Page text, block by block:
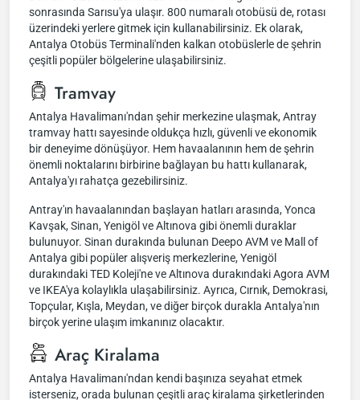
sonrasında Sarısu'ya ulaşır. 800 numaralı otobüsü de, rotası
üzerindeki yerlere gitmek için kullanabilirsiniz. Ek olarak,
Antalya Otobüs Terminali'nden kalkan otobüslerle de şehrin
çeşitli popüler bölgelerine ulaşabilirsiniz.
Tramvay
Antalya Havalimanı'ndan şehir merkezine ulaşmak, Antray
tramvay hattı sayesinde oldukça hızlı, güvenli ve ekonomik
bir deneyime dönüşüyor. Hem havaalanının hem de şehrin
önemli noktalarını birbirine bağlayan bu hattı kullanarak,
Antalya'yı rahatça gezebilirsiniz.
Antray'ın havaalanından başlayan hatları arasında, Yonca
Kavşak, Sinan, Yenigöl ve Altınova gibi önemli duraklar
bulunuyor. Sinan durakında bulunan Deepo AVM ve Mall of
Antalya gibi popüler alışveriş merkezlerine, Yenigöl
durakındaki TED Koleji'ne ve Altınova durakındaki Agora AVM
ve IKEA'ya kolaylıkla ulaşabilirsiniz. Ayrıca, Cırnık, Demokrasi,
Topçular, Kışla, Meydan, ve diğer birçok durakla Antalya'nın
birçok yerine ulaşım imkanınız olacaktır.
Araç Kiralama
Antalya Havalimanı'ndan kendi başınıza seyahat etmek
isterseniz, orada bulunan çeşitli araç kiralama şirketlerinden